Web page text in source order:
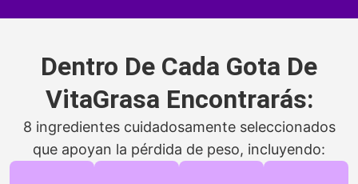
Dentro De Cada Gota De
VitaGrasa Encontrarás:
8 ingredientes cuidadosamente seleccionados
que apoyan la pérdida de peso, incluyendo: